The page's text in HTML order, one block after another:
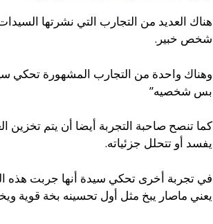
هناك العديد من التجارب التي نشرتها
شخص خبير.
وهناك واحدة من التجارب المشهورة تحكي
بس شخصيه”
كما تنصح صاحبة التجربة أيضا أن يتم
يفسد أو تتحلل جزئياته.
في تجربة أخرى تحكي سيدة أنها جربت هذه
يعني ماصار يبخ مثل أول تحسينه بخة قوية